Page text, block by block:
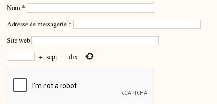
Nom *
Adresse de messagerie *
Site web
+ sept = dix